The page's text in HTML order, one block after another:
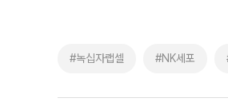
#녹십자랩셀 #NK세포